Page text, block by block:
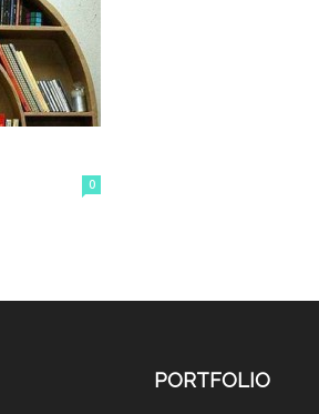
0
PORTFOLIO